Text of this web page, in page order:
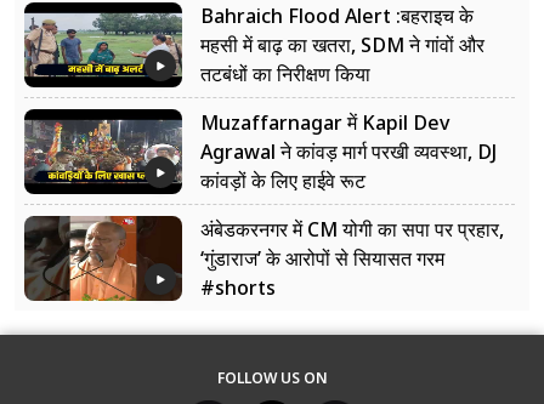
Bahraich Flood Alert :बहराइच के
महसी में बाढ़ का खतरा, SDM ने गांवों और
तटबंधों का निरीक्षण किया
Muzaffarnagar में Kapil Dev
Agrawal ने कांवड़ मार्ग परखी व्यवस्था, DJ
कांवड़ों के लिए हाईवे रूट
अंबेडकरनगर में CM योगी का सपा पर प्रहार,
‘गुंडाराज’ के आरोपों से सियासत गरम
#shorts
FOLLOW US ON